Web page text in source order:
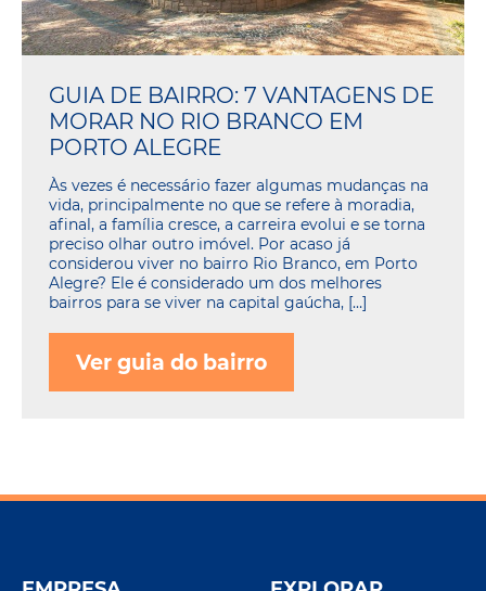
GUIA DE BAIRRO: 7 VANTAGENS DE
MORAR NO RIO BRANCO EM
PORTO ALEGRE
Às vezes é necessário fazer algumas mudanças na
vida, principalmente no que se refere à moradia,
afinal, a família cresce, a carreira evolui e se torna
preciso olhar outro imóvel. Por acaso já
considerou viver no bairro Rio Branco, em Porto
Alegre? Ele é considerado um dos melhores
bairros para se viver na capital gaúcha, […]
Ver guia do bairro